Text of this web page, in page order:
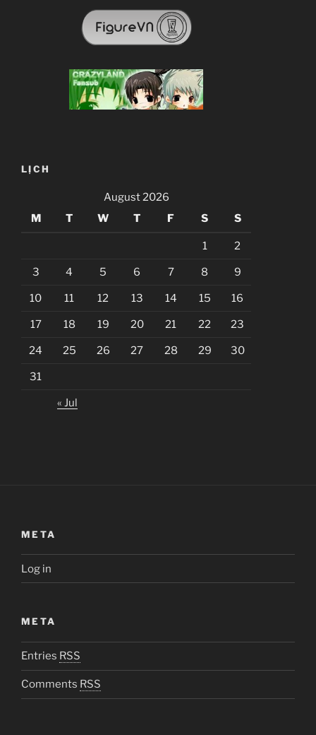
LỊCH
August 2026
M
T W T F S S
1 2
3 4 5 6 7 8 9
10 11 12 13 14 15 16
17 18 19 20 21 22 23
24 25 26 27 28 29 30
31
« Jul
META
Log in
META
Entries RSS
Comments RSS